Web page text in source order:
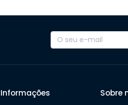
Informações Sobre